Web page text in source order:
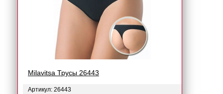
Milavitsa Трусы 26443
Артикул: 26443